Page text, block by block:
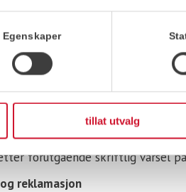
Egenskaper
tillat utvalg
10 dager etter forfall hvis
dager før kortene blir sperret
hos Kredinor Finans AS*.
kunder gjelder fakturahåndtering
herunder manglende
forutgående skriftlig varsel
reklamasjon